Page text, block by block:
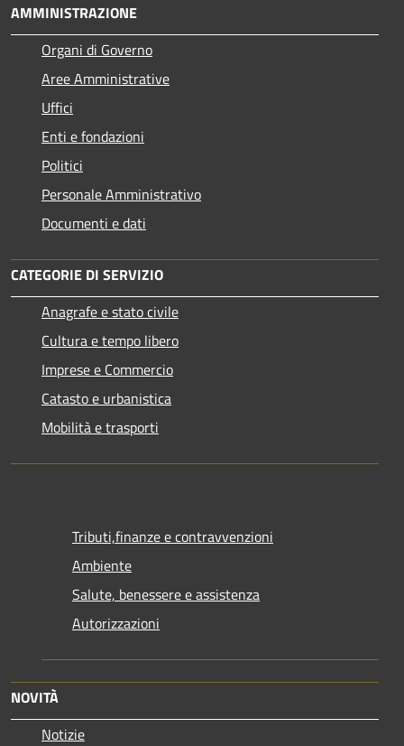
AMMINISTRAZIONE
Organi di Governo
Aree Amministrative
Uffici
Enti e fondazioni
Politici
Personale Amministrativo
Documenti e dati
CATEGORIE DI SERVIZIO
Anagrafe e stato civile
Cultura e tempo libero
Imprese e Commercio
Catasto e urbanistica
Mobilità e trasporti
Tributi,finanze e contravvenzioni
Ambiente
Salute, benessere e assistenza
Autorizzazioni
NOVITÀ
Notizie